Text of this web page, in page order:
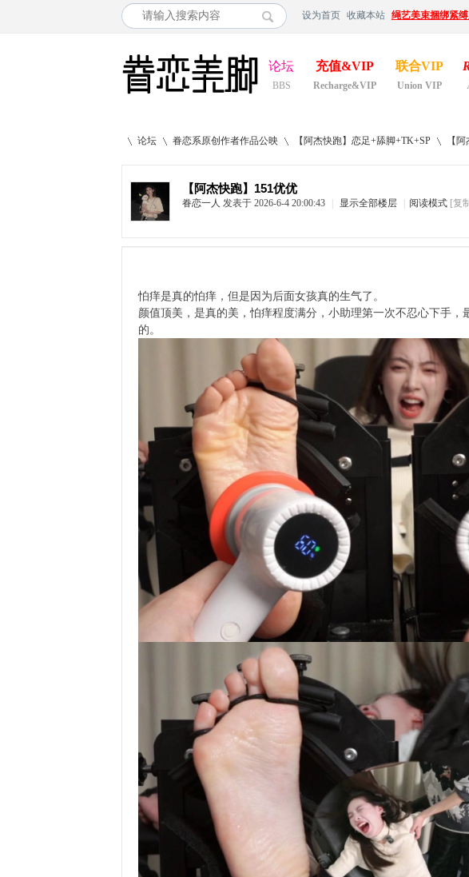
设为首页 收藏本站 绳艺美束捆绑紧
论坛
BBS
充值&VIP
Recharge&VIP
联合VIP
Union VIP
论坛
›
眷恋系原创作者作品公映
›
【阿杰快跑】恋足+舔脚+TK+SP
›
【
【阿杰快跑】151优优
眷恋一人 发表于 2026-6-4 20:00:43 显示全部楼层 阅读模式 [复
怕痒是真的怕痒，但是因为后面女孩真的生气了。
颜值顶美，是真的美，怕痒程度满分，小助理第一次不忍心下手
的。